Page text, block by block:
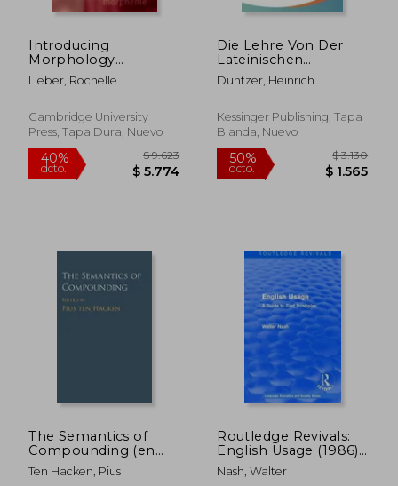
40% 40%
Introducing
Morphology
(Cambridge
Introductions to
Linguistics) (en
Inglés)
Lieber, Rochelle
Cambridge University
Press, Tapa Dura, Nuevo
Die Lehre Von Der
Lateinischen
Wortbildung Und
Komposition (1836)
Duntzer, Heinrich
Kessinger Publishing, Tapa
Blanda, Nuevo
The Semantics of
Compounding (en
Inglés)
Ten Hacken, Pius
Routledge Revivals:
English Usage (1986):
A Guide to First
Principles (en Inglés)
Nash, Walter